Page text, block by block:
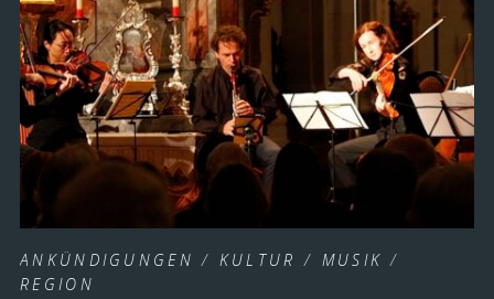
ANKÜNDIGUNGEN / KULTUR / MUSIK /
REGION